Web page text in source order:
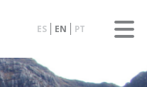
ES EN PT